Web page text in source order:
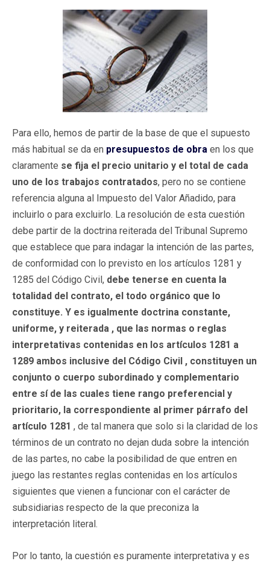
Para ello, hemos de partir de la base de que el supuesto
más habitual se da en presupuestos de obra en los que
claramente se fija el precio unitario y el total de cada
uno de los trabajos contratados, pero no se contiene
referencia alguna al Impuesto del Valor Añadido, para
incluirlo o para excluirlo. La resolución de esta cuestión
debe partir de la doctrina reiterada del Tribunal Supremo
que establece que para indagar la intención de las partes,
de conformidad con lo previsto en los artículos 1281 y
1285 del Código Civil, debe tenerse en cuenta la
totalidad del contrato, el todo orgánico que lo
constituye. Y es igualmente doctrina constante,
uniforme, y reiterada , que las normas o reglas
interpretativas contenidas en los artículos 1281 a
1289 ambos inclusive del Código Civil , constituyen un
conjunto o cuerpo subordinado y complementario
entre sí de las cuales tiene rango preferencial y
prioritario, la correspondiente al primer párrafo del
artículo 1281 , de tal manera que solo si la claridad de los
términos de un contrato no dejan duda sobre la intención
de las partes, no cabe la posibilidad de que entren en
juego las restantes reglas contenidas en los artículos
siguientes que vienen a funcionar con el carácter de
subsidiarias respecto de la que preconiza la
interpretación literal.
Por lo tanto, la cuestión es puramente interpretativa y es